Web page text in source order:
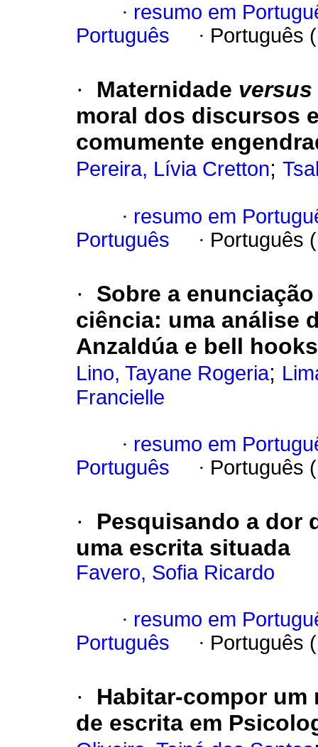
· resumo em
Português
· Português
· Maternidade versus
moral dos discursos
comumente
Pereira, Lívia Cretton;
· resumo em
Português
· Português
·
Sobre a
ciência: uma análise
Anzaldúa e bell hooks
Lino, Tayane Rogeria;
Francielle
· resumo em
Português
· Português
·
Pesquisando a dor
uma escrita situada
Favero, Sofia Ricardo
· resumo em
Português
· Português
·
Habitar-compor um
de escrita em